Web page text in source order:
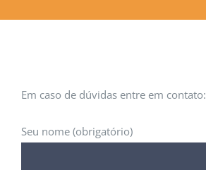
Em caso de dúvidas entre em contato:
Seu nome (obrigatório)